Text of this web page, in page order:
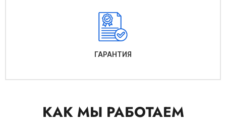
ГАРАНТИЯ
КАК МЫ РАБОТАЕМ